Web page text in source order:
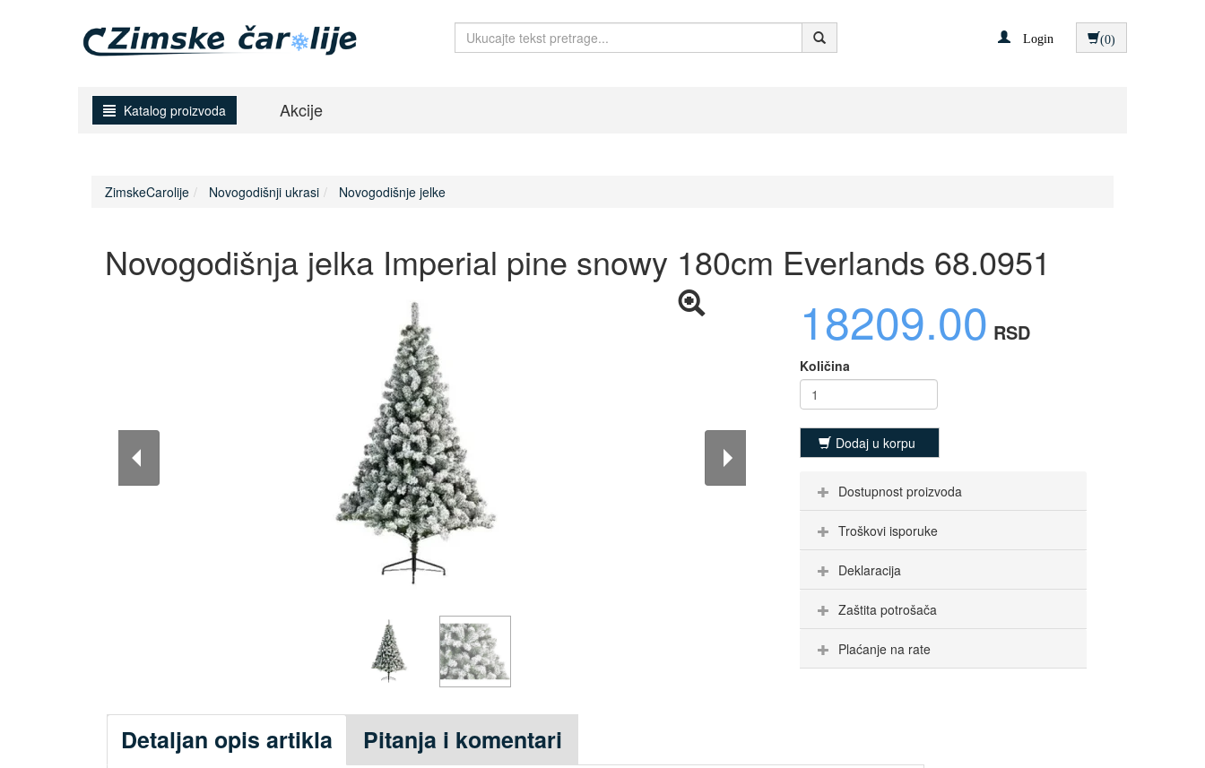
Login (0)
Katalog proizvoda Akcije
ZimskeCarolije Novogodišnji ukrasi Novogodišnje jelke
Novogodišnja jelka Imperial pine snowy 180cm Everlands 68.0951
18209.00 RSD
Količina
Dodaj u korpu
Dostupnost proizvoda
Troškovi isporuke
Deklaracija
Zaštita potrošača
Plaćanje na rate
Detaljan opis artikla Pitanja i komentari